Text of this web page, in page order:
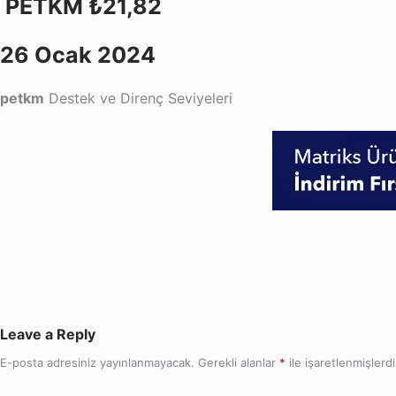
PETKM ₺21,82
26 Ocak 2024
petkm Destek ve Direnç Seviyeleri
Leave a Reply
E-posta adresiniz yayınlanmayacak. Gerekli alanlar * ile